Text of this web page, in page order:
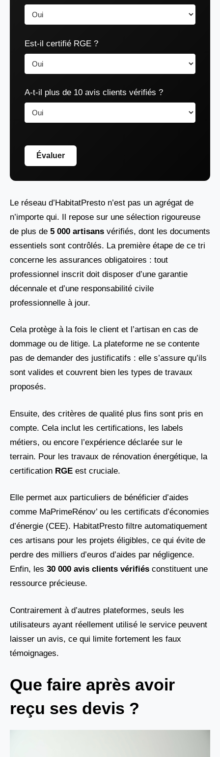
Est-il certifié RGE ?
A-t-il plus de 10 avis clients vérifiés ?
Évaluer
Le réseau d’HabitatPresto n’est pas un agrégat de
n’importe qui. Il repose sur une sélection rigoureuse
de plus de 5 000 artisans vérifiés, dont les documents
essentiels sont contrôlés. La première étape de ce tri
concerne les assurances obligatoires : tout
professionnel inscrit doit disposer d’une garantie
décennale et d’une responsabilité civile
professionnelle à jour.
Cela protège à la fois le client et l’artisan en cas de
dommage ou de litige. La plateforme ne se contente
pas de demander des justificatifs : elle s’assure qu’ils
sont valides et couvrent bien les types de travaux
proposés.
Ensuite, des critères de qualité plus fins sont pris en
compte. Cela inclut les certifications, les labels
métiers, ou encore l’expérience déclarée sur le
terrain. Pour les travaux de rénovation énergétique, la
certification RGE est cruciale.
Elle permet aux particuliers de bénéficier d’aides
comme MaPrimeRénov’ ou les certificats d’économies
d’énergie (CEE). HabitatPresto filtre automatiquement
ces artisans pour les projets éligibles, ce qui évite de
perdre des milliers d’euros d’aides par négligence.
Enfin, les 30 000 avis clients vérifiés constituent une
ressource précieuse.
Contrairement à d’autres plateformes, seuls les
utilisateurs ayant réellement utilisé le service peuvent
laisser un avis, ce qui limite fortement les faux
témoignages.
Que faire après avoir
reçu ses devis ?